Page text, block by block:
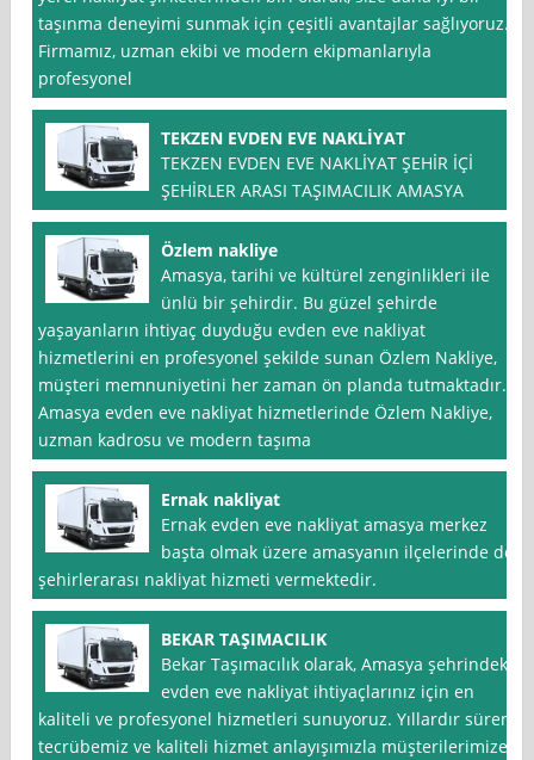
taşınma deneyimi sunmak için çeşitli avantajlar sağlıyoruz.
Firmamız, uzman ekibi ve modern ekipmanlarıyla
profesyonel
TEKZEN EVDEN EVE NAKLİYAT
TEKZEN EVDEN EVE NAKLİYAT ŞEHİR İÇİ
ŞEHİRLER ARASI TAŞIMACILIK AMASYA
Özlem nakliye
Amasya, tarihi ve kültürel zenginlikleri ile
ünlü bir şehirdir. Bu güzel şehirde
yaşayanların ihtiyaç duyduğu evden eve nakliyat
hizmetlerini en profesyonel şekilde sunan Özlem Nakliye,
müşteri memnuniyetini her zaman ön planda tutmaktadır.
Amasya evden eve nakliyat hizmetlerinde Özlem Nakliye,
uzman kadrosu ve modern taşıma
Ernak nakliyat
Ernak evden eve nakliyat amasya merkez
başta olmak üzere amasyanın ilçelerinde de
şehirlerarası nakliyat hizmeti vermektedir.
BEKAR TAŞIMACILIK
Bekar Taşımacılık olarak, Amasya şehrindeki
evden eve nakliyat ihtiyaçlarınız için en
kaliteli ve profesyonel hizmetleri sunuyoruz. Yıllardır süren
tecrübemiz ve kaliteli hizmet anlayışımızla müşterilerimize